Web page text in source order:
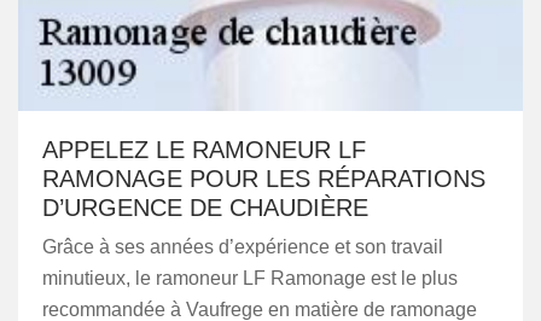
APPELEZ LE RAMONEUR LF
RAMONAGE POUR LES RÉPARATIONS
D’URGENCE DE CHAUDIÈRE
Grâce à ses années d’expérience et son travail
minutieux, le ramoneur LF Ramonage est le plus
recommandée à Vaufrege en matière de ramonage